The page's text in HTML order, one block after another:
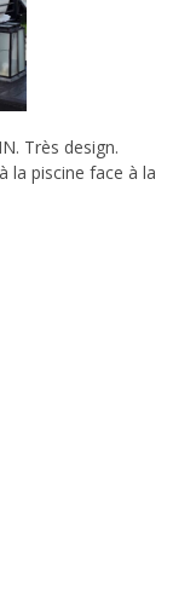
Très design.
la piscine face à la